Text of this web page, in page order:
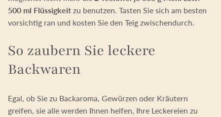
500 ml Flüssigkeit zu benutzen. Tasten Sie sich am besten
vorsichtig ran und kosten Sie den Teig zwischendurch.
So zaubern Sie leckere
Backwaren
Egal, ob Sie zu Backaroma, Gewürzen oder Kräutern
greifen, sie alle werden Ihnen helfen, Ihre Leckereien zu